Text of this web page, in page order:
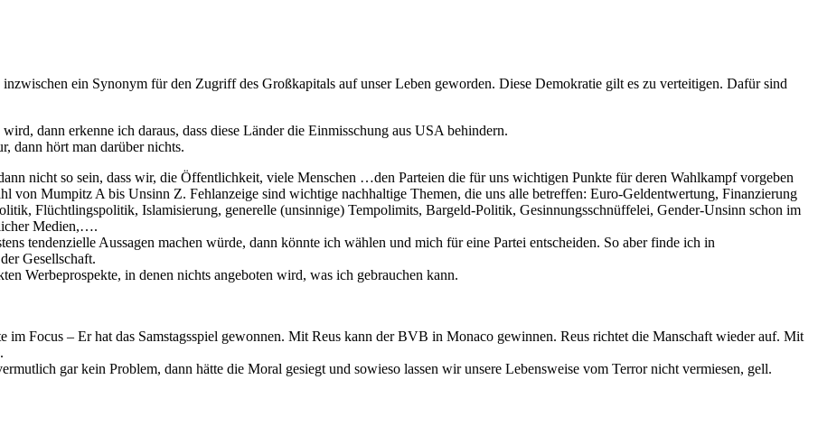
ein Synonym für den Zugriff des Großkapitals auf unser Leben geworden. Diese Demokratie gilt es zu verteitigen. Dafür sind
dann erkenne ich daraus, dass diese Länder die Einmisschung aus USA behindern.
dann hört man darüber nichts.
nicht so sein, dass wir, die Öffentlichkeit, viele Menschen …den Parteien die für uns wichtigen Punkte für deren Wahlkampf vorgeben
von Mumpitz A bis Unsinn Z. Fehlanzeige sind wichtige nachhaltige Themen, die uns alle betreffen: Euro-Geldentwertung, Finanzierung
Flüchtlingspolitik, Islamisierung, generelle (unsinnige) Tempolimits, Bargeld-Politik, Gesinnungsschnüffelei, Gender-Unsinn schon im
Medien,….
tendenzielle Aussagen machen würde, dann könnte ich wählen und mich für eine Partei entscheiden. So aber finde ich in
Gesellschaft.
Werbeprospekte, in denen nichts angeboten wird, was ich gebrauchen kann.
im Focus – Er hat das Samstagsspiel gewonnen. Mit Reus kann der BVB in Monaco gewinnen. Reus richtet die Manschaft wieder auf. Mit
gar kein Problem, dann hätte die Moral gesiegt und sowieso lassen wir unsere Lebensweise vom Terror nicht vermiesen, gell.